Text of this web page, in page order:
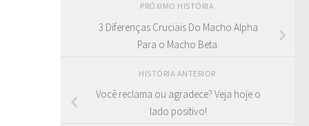
PRÓXIMO HISTÓRIA
3 Diferenças Cruciais Do Macho Alpha
Para o Macho Beta.
HISTÓRIA ANTERIOR
Você reclama ou agradece? Veja hoje o
lado positivo!